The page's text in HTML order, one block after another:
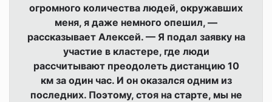
огромного количества людей, окружавших
меня, я даже немного опешил, —
рассказывает Алексей. — Я подал заявку на
участие в кластере, где люди
рассчитывают преодолеть дистанцию 10
км за один час. И он оказался одним из
последних. Поэтому, стоя на старте, мы не